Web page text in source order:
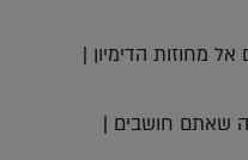
מחוזות הדימיון |
מה שאתם חושבים |